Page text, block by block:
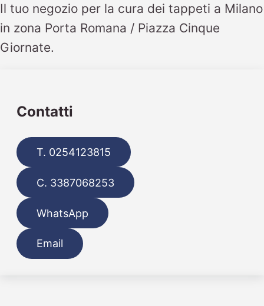
Il tuo negozio per la cura dei tappeti a Milano
in zona Porta Romana / Piazza Cinque
Giornate.
Contatti
T. 0254123815
C. 3387068253
WhatsApp
Email